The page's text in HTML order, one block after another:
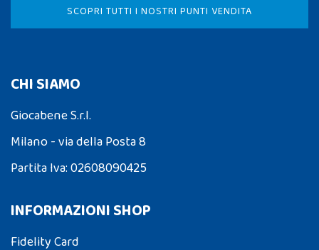
SCOPRI TUTTI I NOSTRI PUNTI VENDITA
CHI SIAMO
Giocabene S.r.l.
Milano - via della Posta 8
Partita Iva: 02608090425
INFORMAZIONI SHOP
Fidelity Card